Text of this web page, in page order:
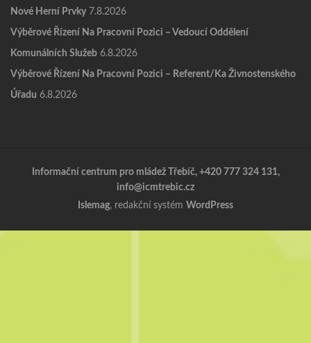
Nové Herní Prvky 7.8.2026
Výběrové Řízení Na Pracovní Pozici – Vedoucí Oddělení
Komunálních Služeb 6.8.2026
Výběrové Řízení Na Pracovní Pozici – Referent/ka Živnostenského
Úřadu 6.8.2026
Informační centrum pro mládež Třebíč, +420 777 324 131,
info@icmtrebic.cz
Islemag, redakční systém WordPress